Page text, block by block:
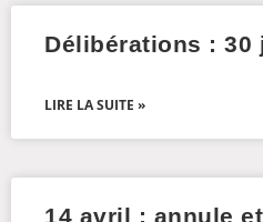
Délibérations : 30
LIRE LA SUITE »
14 avril : annule